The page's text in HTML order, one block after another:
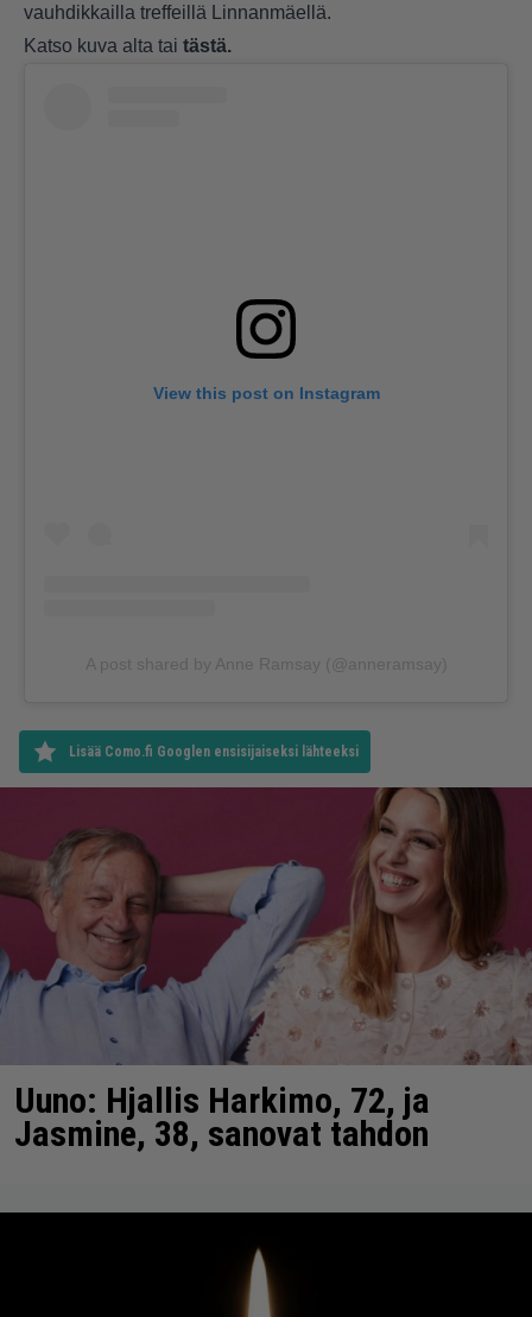
vauhdikkailla treffeillä Linnanmäellä.
Katso kuva alta tai tästä.
View this post on Instagram
A post shared by Anne Ramsay (@anneramsay)
Lisää Como.fi Googlen ensisijaiseksi lähteeksi
Uuno: Hjallis Harkimo, 72, ja
Jasmine, 38, sanovat tahdon